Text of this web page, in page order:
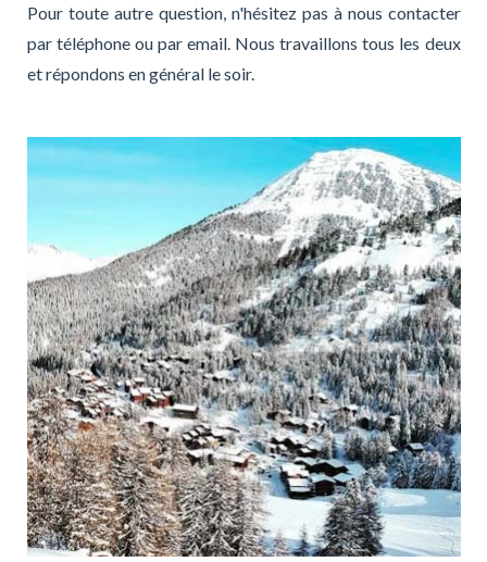
Pour toute autre question, n'hésitez pas à nous contacter
par téléphone ou par email. Nous travaillons tous les deux
et répondons en général le soir.